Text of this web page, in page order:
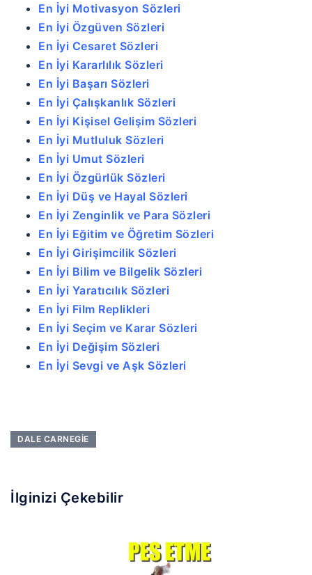
En İyi Motivasyon Sözleri
En İyi Özgüven Sözleri
En İyi Cesaret Sözleri
En İyi Kararlılık Sözleri
En İyi Başarı Sözleri
En İyi Çalışkanlık Sözleri
En İyi Kişisel Gelişim Sözleri
En İyi Mutluluk Sözleri
En İyi Umut Sözleri
En İyi Özgürlük Sözleri
En İyi Düş ve Hayal Sözleri
En İyi Zenginlik ve Para Sözleri
En İyi Eğitim ve Öğretim Sözleri
En İyi Girişimcilik Sözleri
En İyi Bilim ve Bilgelik Sözleri
En İyi Yaratıcılık Sözleri
En İyi Film Replikleri
En İyi Seçim ve Karar Sözleri
En İyi Değişim Sözleri
En İyi Sevgi ve Aşk Sözleri
DALE CARNEGIE
İlginizi Çekebilir